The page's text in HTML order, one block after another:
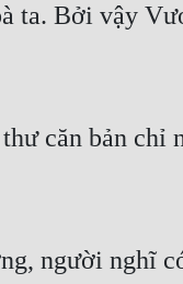
ta. Bởi vậy
căn bản chỉ
người nghĩ